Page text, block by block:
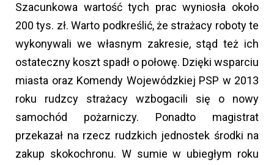
Szacunkowa wartość tych prac wyniosła około
200 tys. zł. Warto podkreślić, że strażacy roboty te
wykonywali we własnym zakresie, stąd też ich
ostateczny koszt spadł o połowę. Dzięki wsparciu
miasta oraz Komendy Wojewódzkiej PSP w 2013
roku rudzcy strażacy wzbogacili się o nowy
samochód pożarniczy. Ponadto magistrat
przekazał na rzecz rudzkich jednostek środki na
zakup skokochronu. W sumie w ubiegłym roku